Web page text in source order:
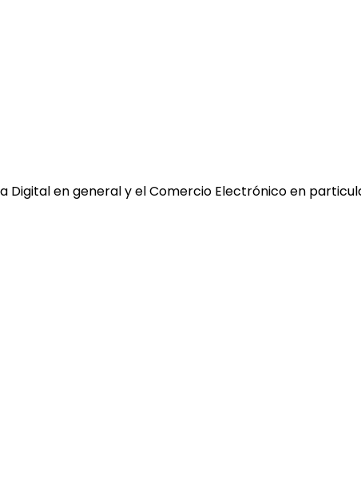
en general y el Comercio Electrónico en